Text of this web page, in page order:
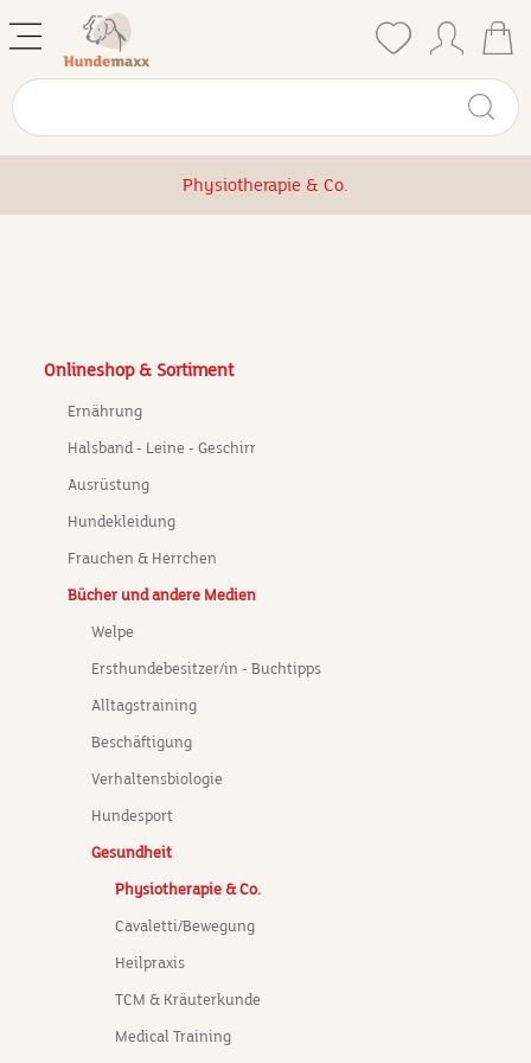
Physiotherapie & Co.
Onlineshop & Sortiment
Ernährung
Halsband - Leine - Geschirr
Ausrüstung
Hundekleidung
Frauchen & Herrchen
Bücher und andere Medien
Welpe
Ersthundebesitzer/in - Buchtipps
Alltagstraining
Beschäftigung
Verhaltensbiologie
Hundesport
Gesundheit
Physiotherapie & Co.
Cavaletti/Bewegung
Heilpraxis
TCM & Kräuterkunde
Medical Training